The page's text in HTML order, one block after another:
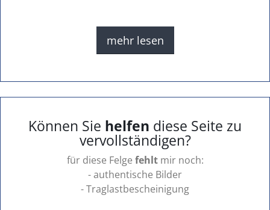
mehr lesen
Können Sie helfen diese Seite zu
vervollständigen?
für diese Felge fehltmir noch:
- authentische Bilder
- Traglastbescheinigung